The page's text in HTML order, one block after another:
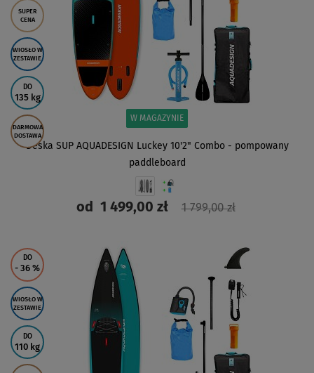
SUPER
CENA
WIOSŁO W
ZESTAWIE
DO
135 kg
DARMOWA
DOSTAWA
W MAGAZYNIE
Deska SUP AQUADESIGN Luckey 10'2" Combo - pompowany
paddleboard
od1 499,00 zł 1 799,00 zł
DO
- 36 %
WIOSŁO W
ZESTAWIE
DO
110 kg